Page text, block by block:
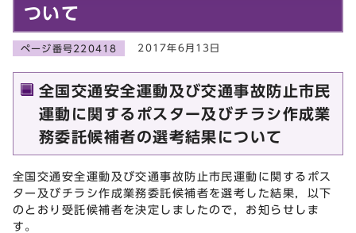
ついて
ページ番号220418 2017年6月13日
全国交通安全運動及び交通事故防止市民
運動に関するポスター及びチラシ作成業
務委託候補者の選考結果について
全国交通安全運動及び交通事故防止市民運動に関するポス
ター及びチラシ作成業務委託候補者を選考した結果，以下
のとおり受託候補者を決定しましたので，お知らせしま
す。